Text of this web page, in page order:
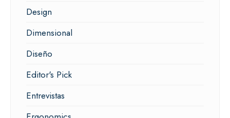
Design
Dimensional
Diseño
Editor's Pick
Entrevistas